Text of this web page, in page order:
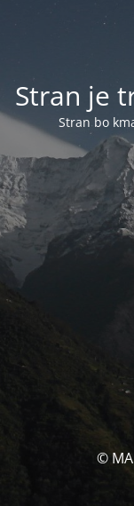
Stran je
Stran bo
©